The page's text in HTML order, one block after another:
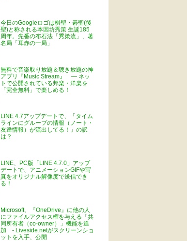
今日のGoogleロゴは棋聖・碁聖(後
聖)と称される本因坊秀策 生誕185
周年。先番の布石法「秀策流」、著
名局「耳赤の一局」
無料で音楽取り放題＆聴き放題の神
アプリ『Music Stream』 ― ネッ
トで公開されている邦楽・洋楽を
「完全無料」で楽しめる！
LINE 4.7アップデートで、「タイム
ラインにグループの情報（ノート・
友達情報）が流出してる！」の訳
は？
LINE、PC版「LINE 4.7.0」アップ
デートで、アニメーションGIFや写
真をオリジナル解像度で送信でき
る！
Microsoft、『OneDrive』に他の人
にファイルアクセス権を与える「共
同所有者（co-owner）」機能を追
加 - Liveside.netがスクリーンショ
ットを入手、公開